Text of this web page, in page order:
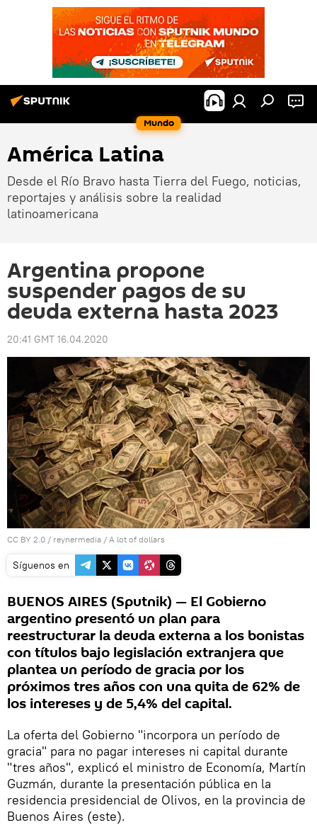
Mundo
América Latina
Desde el Río Bravo hasta Tierra del Fuego, noticias,
reportajes y análisis sobre la realidad
latinoamericana
Argentina propone
suspender pagos de su
deuda externa hasta 2023
20:41 GMT 16.04.2020
CC BY 2.0 / reynermedia / A lot of dollars
Síguenos en
BUENOS AIRES (Sputnik) — El Gobierno
argentino presentó un plan para
reestructurar la deuda externa a los bonistas
con títulos bajo legislación extranjera que
plantea un período de gracia por los
próximos tres años con una quita de 62% de
los intereses y de 5,4% del capital.
La oferta del Gobierno "incorpora un período de
gracia" para no pagar intereses ni capital durante
"tres años", explicó el ministro de Economía, Martín
Guzmán, durante la presentación pública en la
residencia presidencial de Olivos, en la provincia de
Buenos Aires (este).